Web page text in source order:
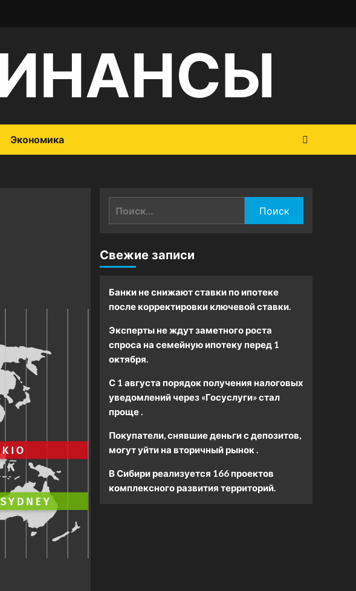
Экономика
Свежие записи
Банки не снижают ставки по ипотеке
после корректировки ключевой ставки.
Эксперты не ждут заметного роста
спроса на семейную ипотеку перед 1
октября.
С 1 августа порядок получения налоговых
уведомлений через «Госуслуги» стал
проще .
Покупатели, снявшие деньги с депозитов,
могут уйти на вторичный рынок .
В Сибири реализуется 166 проектов
комплексного развития территорий.